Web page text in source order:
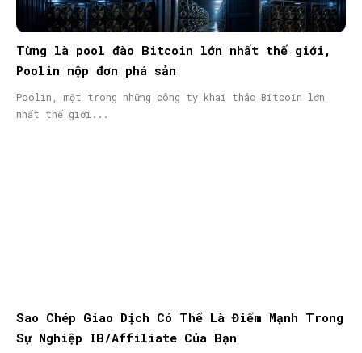
Từng là pool đào Bitcoin lớn nhất thế giới,
Poolin nộp đơn phá sản
Poolin, một trong những công ty khai thác Bitcoin lớn
nhất thế giới...
Sao Chép Giao Dịch Có Thể Là Điểm Mạnh Trong
Sự Nghiệp IB/Affiliate Của Bạn